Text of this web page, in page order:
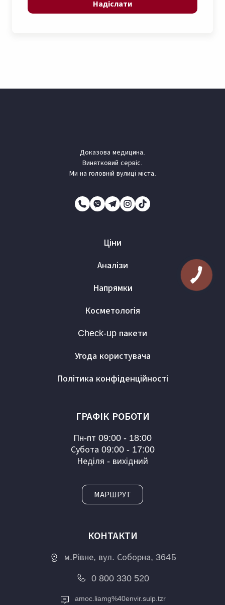
Надіслати
Доказова медицина.
Винятковий сервіс.
Ми на головній вулиці міста.
Ціни
Аналізи
Напрямки
Косметологія
Check-up пакети
Угода користувача
Політика конфіденційності
ГРАФІК РОБОТИ
Пн-пт 09:00 - 18:00
Субота 09:00 - 17:00
Неділя - вихідний
МАРШРУТ
КОНТАКТИ
м.Рівне, вул. Соборна, 364Б
0 800 330 520
amoc.liamg%40envir.sulp.tzr